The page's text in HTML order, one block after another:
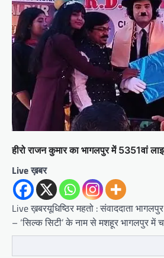
हीरो राजन कुमार का भागलपुर में 5351वां
Live ख़बर
Live ख़बरयूधिष्ठिर महतो : संवाददाता
– ‘सिल्क सिटी’ के नाम से मशहूर भागलपुर में